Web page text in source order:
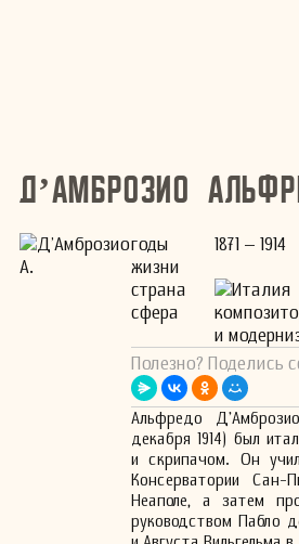
Д’Амброзио
годы
жизни
1871 – 1914
страна
Италия
сфера
и
Полезно? Поделись
Альфредо
декабря 1914) был
и скрипачом. Он
Консерватории
Неаполе, а затем
руководством Пабло